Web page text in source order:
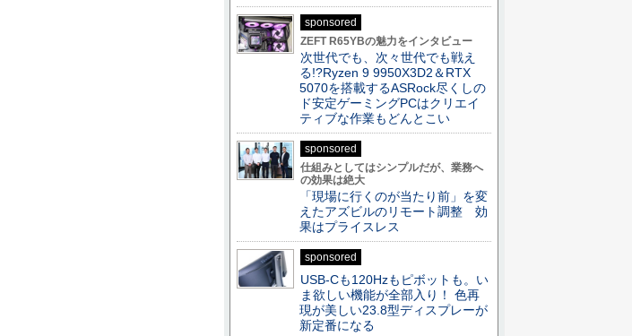
sponsored
ZEFT R65YBの魅力をインタビュー
次世代でも、次々世代でも戦え
る!?Ryzen 9 9950X3D2＆RTX
5070を搭載するASRock尽くしの
ド安定ゲーミングPCはクリエイ
ティブな作業もどんとこい
sponsored
仕組みとしてはシンプルだが、業務へ
の効果は絶大
「現場に行くのが当たり前」を変
えたアズビルのリモート調整 効
果はプライスレス
sponsored
USB-Cも120Hzもピボットも。い
ま欲しい機能が全部入り！ 色再
現が美しい23.8型ディスプレーが
新定番になる